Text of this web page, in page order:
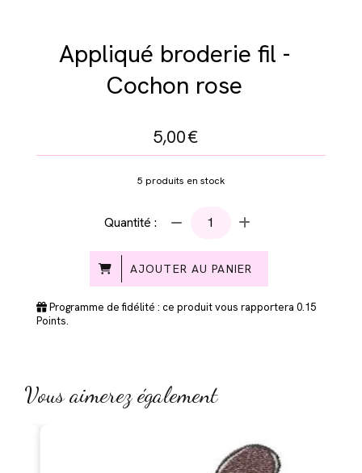
Appliqué broderie fil -
Cochon rose
5,00€
5 produits en stock
Quantité :
AJOUTER AU PANIER
Programme de fidélité : ce produit vous rapportera 0.15
Points.
Vous aimerez également